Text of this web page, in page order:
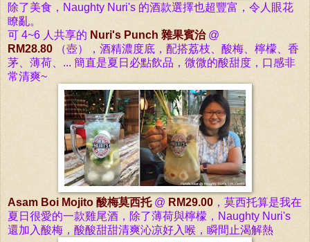
除了美食，Naughty Nuri's 的酒款選擇也超豐富 ，令人眼花
瞭亂。
可 4~6 人共享的 Nuri's Punch 雜果賓治@
RM28.80
（壺）， 酒精濃度底，配搭荔枝、酸梅、檸檬、香
茅、薄荷、... 簡直是夏日必點飲品，微微的酸甜度，口感非
常清爽~
Asam Boi Mojito 酸梅莫西托@ RM29.00 ， 莫西托算是我在
夏日很愛的一款雞尾酒，除了薄荷與檸檬，Naughty Nuri's
還加入酸梅，酸酸甜甜清爽沁凉好入喉，瞬間止渴解熱